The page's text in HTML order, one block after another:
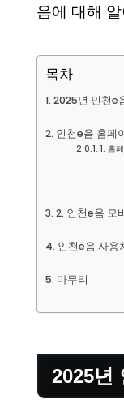
음에 대해
목차
2025년 인천e
인천e음 홈페
1. 홈
2. 인천e음 모
인천e음 사용
마무리
2025년